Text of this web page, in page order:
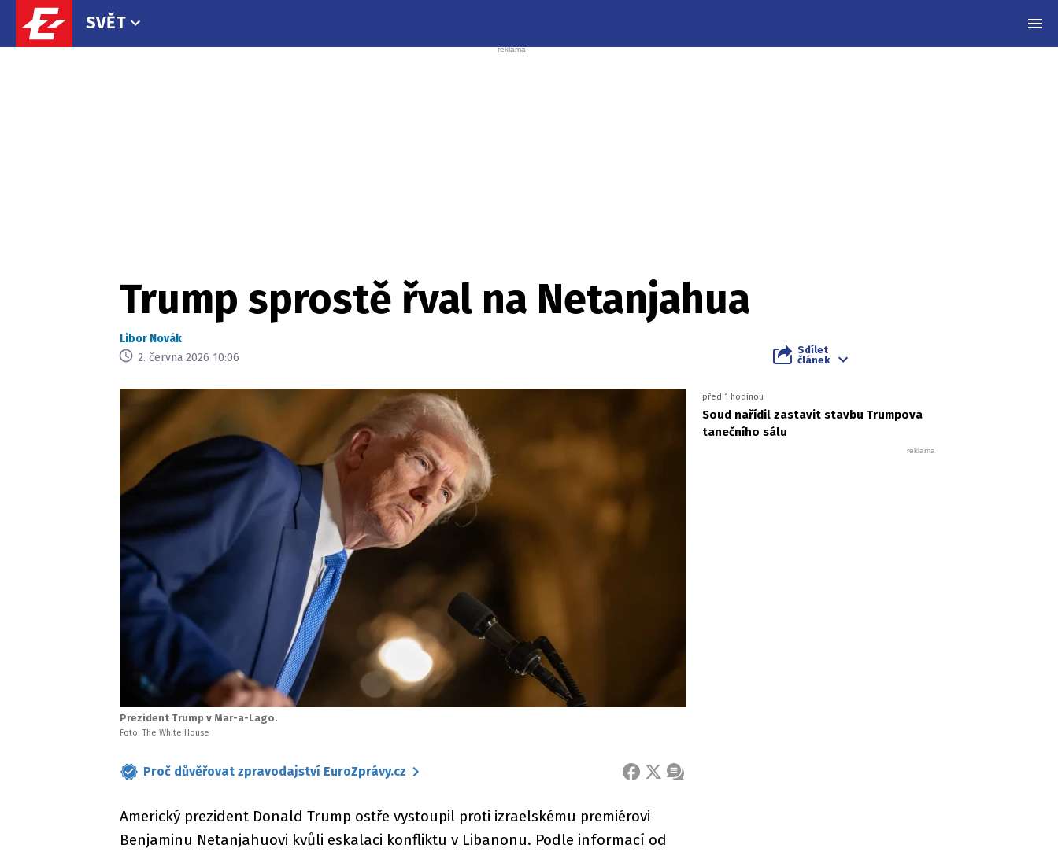
SVĚT
Trump sprostě řval na Netanjahua
Libor Novák
2. června 2026 10:06
Sdílet
článek
Prezident Trump v Mar-a-Lago.
Foto: The White House
Proč důvěřovat zpravodajství EuroZprávy.cz FACEBOOK
X ZPRÁVA
Americký prezident Donald Trump ostře vystoupil proti izraelskému premiérovi
Benjaminu Netanjahuovi kvůli eskalaci konfliktu v Libanonu. Podle informací od
před 1 hodinou
Soud nařídil zastavit stavbu Trumpova
tanečního sálu